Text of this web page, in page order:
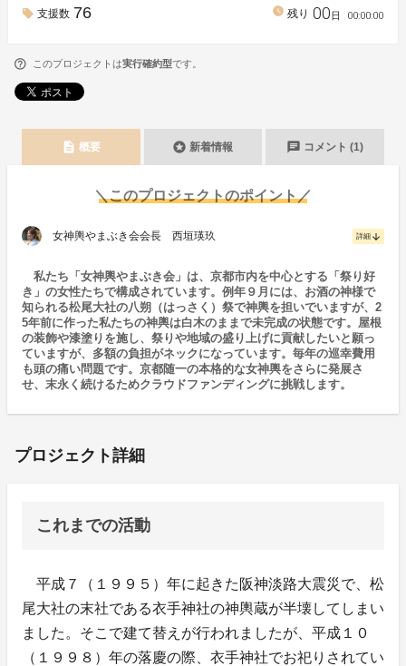
支援数 76 watch_later 残り 00日 00:00:00
このプロジェクトは実行確約型です。
description 概要 stars 新着情報 chat コメント (1)
＼このプロジェクトのポイント／
女神輿やまぶき会会長 西垣瑛玖 詳細 arrow_downward
私たち「女神輿やまぶき会」は、京都市内を中心とする「祭り好
き」の女性たちで構成されています。例年９月には、お酒の神様で
知られる松尾大社の八朔（はっさく）祭で神輿を担いでいますが、2
5年前に作った私たちの神輿は白木のままで未完成の状態です。屋根
の装飾や漆塗りを施し、祭りや地域の盛り上げに貢献したいと願っ
ていますが、多額の負担がネックになっています。毎年の巡幸費用
も頭の痛い問題です。京都随一の本格的な女神輿をさらに発展さ
せ、末永く続けるためクラウドファンディングに挑戦します。
プロジェクト詳細
これまでの活動
平成７（１９９５）年に起きた阪神淡路大震災で、松
尾大社の末社である衣手神社の神輿蔵が半壊してしまい
ました。そこで建て替えが行われましたが、平成１０
（１９９８）年の落慶の際、衣手神社でお祀りされてい